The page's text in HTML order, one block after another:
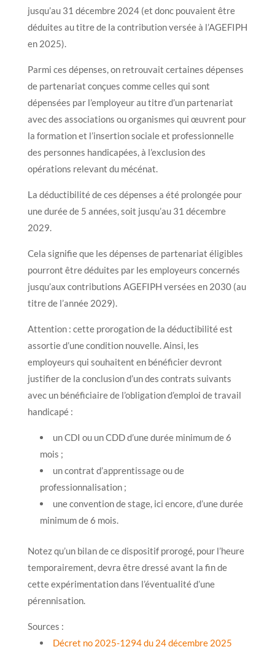
jusqu’au 31 décembre 2024 (et donc pouvaient être
déduites au titre de la contribution versée à l’AGEFIPH
en 2025).
Parmi ces dépenses, on retrouvait certaines dépenses
de partenariat conçues comme celles qui sont
dépensées par l’employeur au titre d’un partenariat
avec des associations ou organismes qui œuvrent pour
la formation et l’insertion sociale et professionnelle
des personnes handicapées, à l’exclusion des
opérations relevant du mécénat.
La déductibilité de ces dépenses a été prolongée pour
une durée de 5 années, soit jusqu’au 31 décembre
2029.
Cela signifie que les dépenses de partenariat éligibles
pourront être déduites par les employeurs concernés
jusqu’aux contributions AGEFIPH versées en 2030 (au
titre de l’année 2029).
Attention : cette prorogation de la déductibilité est
assortie d’une condition nouvelle. Ainsi, les
employeurs qui souhaitent en bénéficier devront
justifier de la conclusion d’un des contrats suivants
avec un bénéficiaire de l’obligation d’emploi de travail
handicapé :
un CDI ou un CDD d’une durée minimum de 6
mois ;
un contrat d’apprentissage ou de
professionnalisation ;
une convention de stage, ici encore, d’une durée
minimum de 6 mois.
Notez qu’un bilan de ce dispositif prorogé, pour l’heure
temporairement, devra être dressé avant la fin de
cette expérimentation dans l’éventualité d’une
pérennisation.
Sources :
Décret no 2025-1294 du 24 décembre 2025